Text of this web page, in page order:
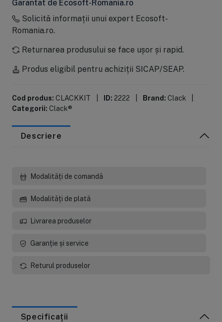
Garantat de Ecosoft-Romania.ro
Solicită informații unui expert Ecosoft-
Romania.ro.
Returnarea produsului se face ușor și rapid.
Produs eligibil pentru achiziții SICAP/SEAP.
Cod produs: CLACKKIT ID: 2222 Brand: Clack
Categorii: Clack®
Descriere
Modalități de comandă
Modalități de plată
Livrarea produselor
Garanție și service
Returul produselor
Specificații